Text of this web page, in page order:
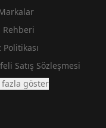
Rehberi
Politikası
Satış Sözleşmesi
fazla göster